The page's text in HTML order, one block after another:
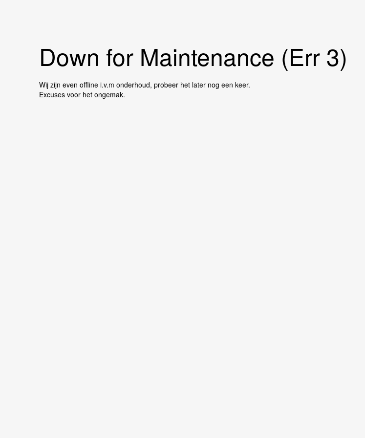
Down for Maintenance (Err 3)
Wij zijn even offline i.v.m onderhoud, probeer het later nog een keer.
Excuses voor het ongemak.